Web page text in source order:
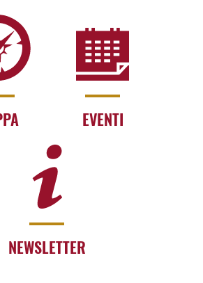
EVENTI
NEWSLETTER